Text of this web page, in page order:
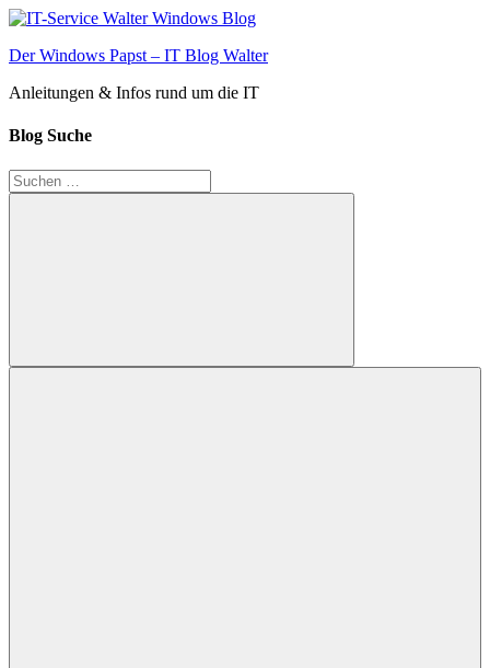
Zum
springen
Der Windows Papst – IT Blog Walter
Anleitungen & Infos rund um die IT
Blog Suche
Suchen
nach:
Suchen